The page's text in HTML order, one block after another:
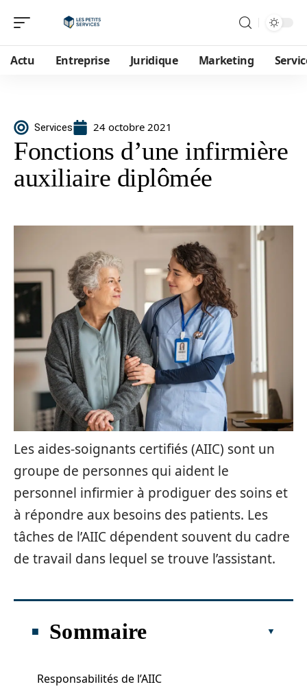
Actu Entreprise Juridique Marketing
Services 24 octobre 2021
Fonctions d’une infirmière
auxiliaire diplômée
Les aides-soignants certifiés (AIIC) sont un
groupe de personnes qui aident le
personnel infirmier à prodiguer des soins et
à répondre aux besoins des patients. Les
tâches de l’AIIC dépendent souvent du cadre
de travail dans lequel se trouve l’assistant.
Sommaire
Responsabilités de l’AIIC